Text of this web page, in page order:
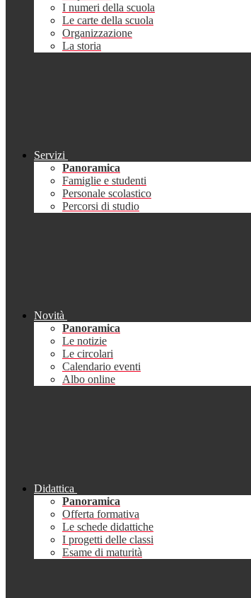
I numeri della scuola
Le carte della scuola
Organizzazione
La storia
Servizi
Panoramica
Famiglie e studenti
Personale scolastico
Percorsi di studio
Novità
Panoramica
Le notizie
Le circolari
Calendario eventi
Albo online
Didattica
Panoramica
Offerta formativa
Le schede didattiche
I progetti delle classi
Esame di maturità